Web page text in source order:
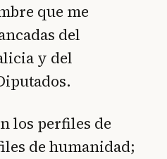
que me
del
y del
los perfiles de
de humanidad;